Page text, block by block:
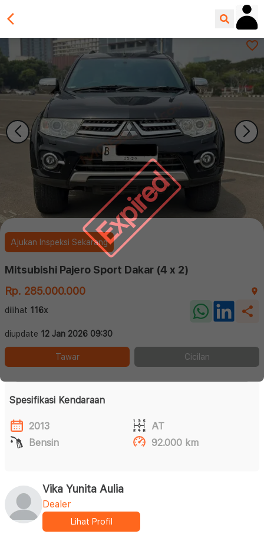
Expired
Ajukan Inspeksi Sekarang
Mitsubishi Pajero Sport Dakar (4 x 2)
Rp. 285.000.000
dilihat 116x
diupdate 12 Jan 2026 09:30
Tawar Cicilan
Spesifikasi Kendaraan
2013
AT
Bensin
92.000 km
Vika Yunita Aulia
Dealer
Lihat Profil